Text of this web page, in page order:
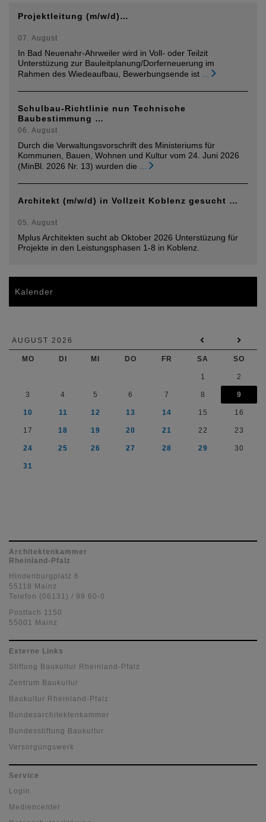
Projektleitung (m/w/d)…
07. August
In Bad Neuenahr-Ahrweiler wird in Voll- oder Teilzit
Unterstüzung zur Bauleitplanung/Dorferneuerung im
Rahmen des Wiedeaufbau, Bewerbungsende ist ...
Schulbau-Richtlinie nun Technische
Baubestimmung …
06. August
Durch die Verwaltungsvorschrift des Ministeriums für
Kommunen, Bauen, Wohnen und Kultur vom 24. Juni 2026
(MinBl. 2026 Nr. 13) wurden die ...
Architekt (m/w/d) in Vollzeit Koblenz gesucht …
05. August
Mplus Architekten sucht ab Oktober 2026 Unterstüzung für
Projekte in den Leistungsphasen 1-8 in Koblenz.
Kalender
AUGUST 2026
MO DI MI DO FR SA SO
1 2
3 4 5 6 7 8 9
10 11 12 13 14 15 16
17 18 19 20 21 22 23
24 25 26 27 28 29 30
31
Architektenkammer
Rheinland-Pfalz
Hindenburgplatz 6
55118 Mainz
Telefon (06131) / 99 60-0
Postfach 1150
55001 Mainz
Externe Links
Stiftung Baukultur Rheinland-Pfalz
Zentrum Baukultur
Baukultur Rheinland-Pfalz
Bundesarchitektenkammer
Bundesstiftung Baukultur
Versorgungswerk
Service
Login
Mediencenter